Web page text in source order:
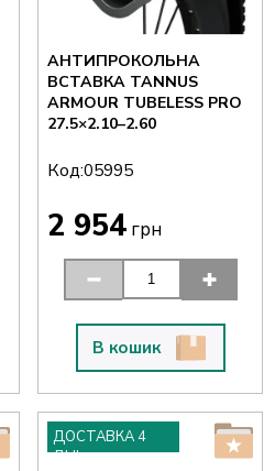
АНТИПРОКОЛЬНА
ВСТАВКА TANNUS
ARMOUR TUBELESS PRO
27.5×2.10–2.60
Код:05995
2 954 грн
В кошик
ДОСТАВКА 4
ДНІ